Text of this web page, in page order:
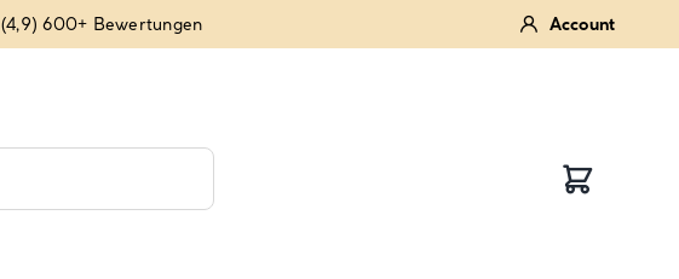
(4,9) 600+ Bewertungen Account